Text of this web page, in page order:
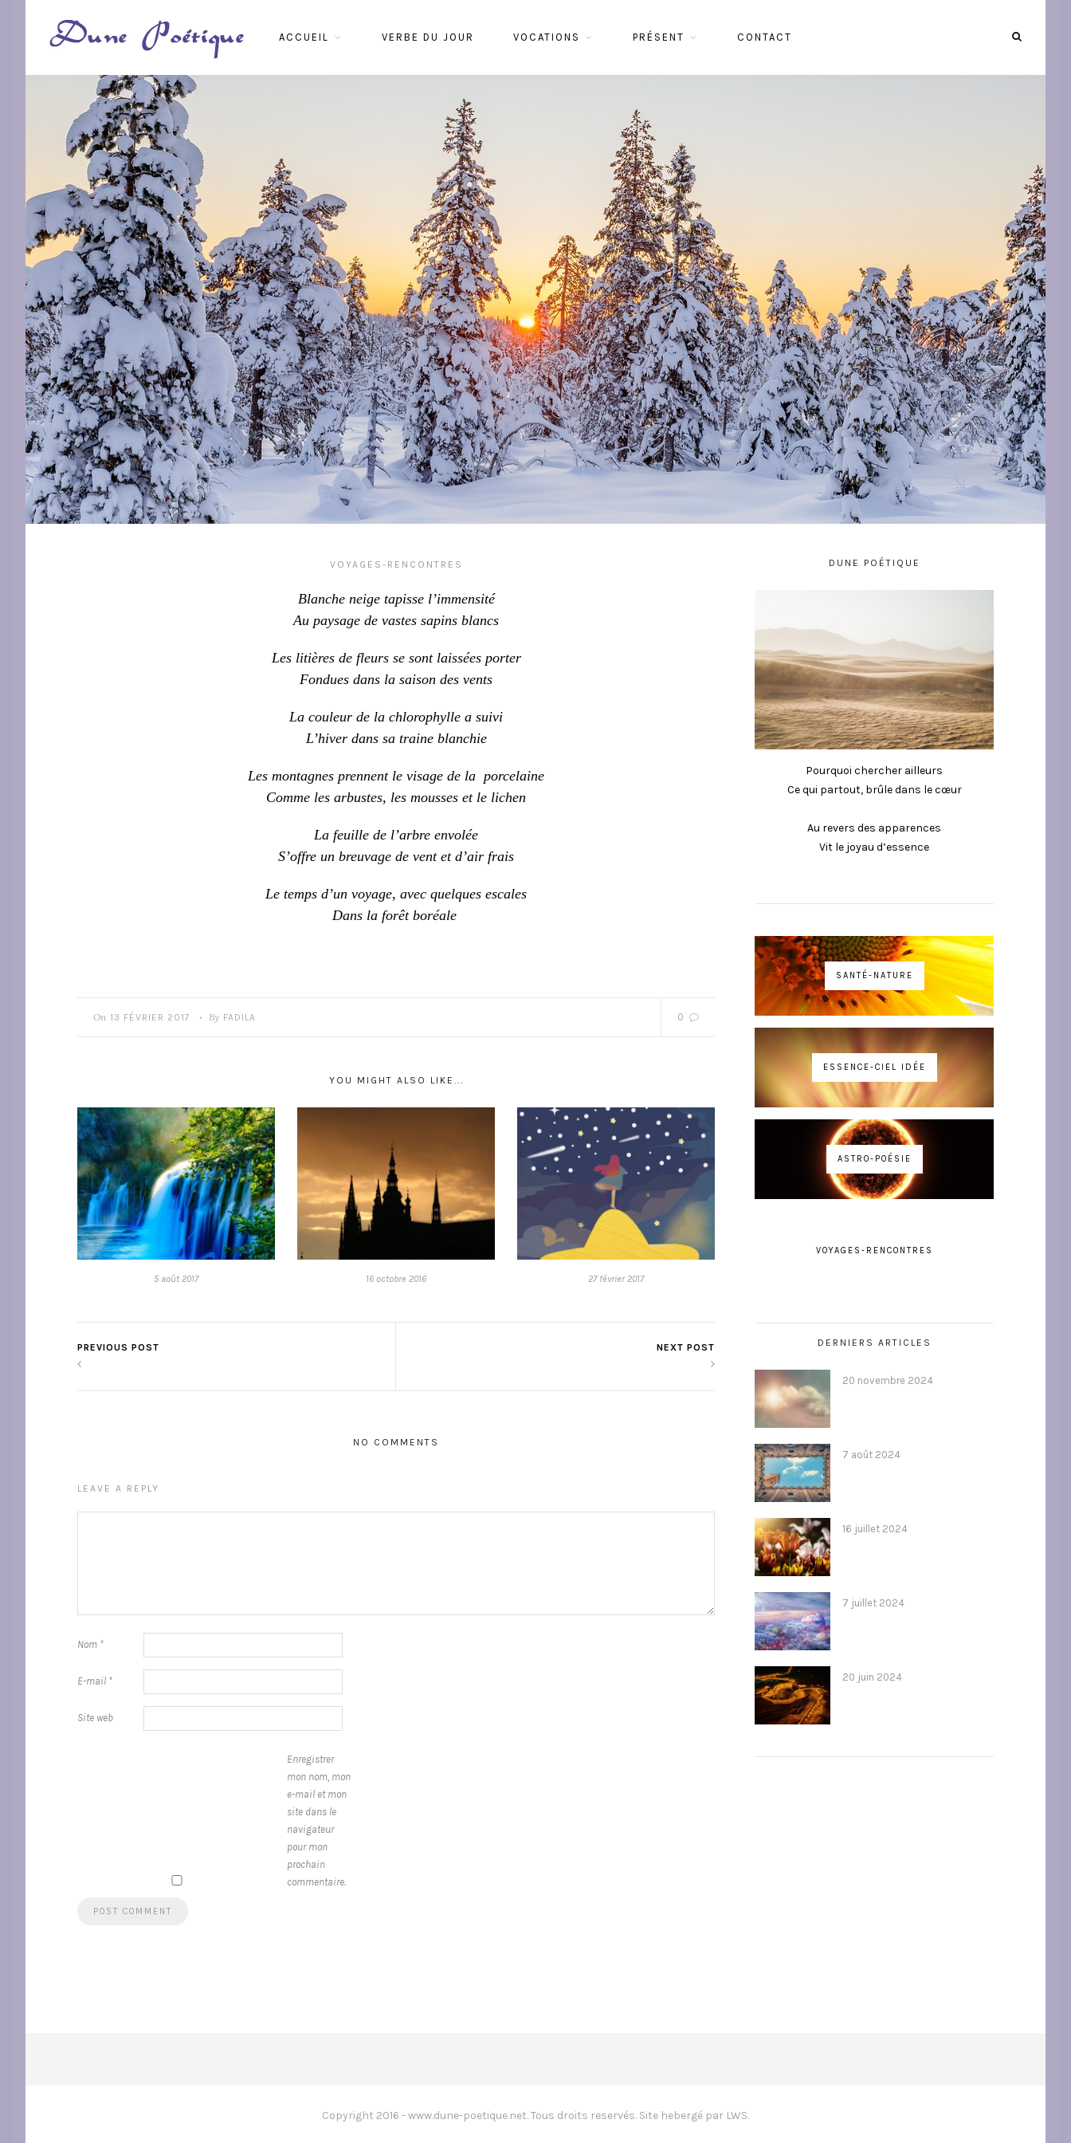
ACCUEIL VERBE DU JOUR VOCATIONS PRÉSENT CONTACT
VOYAGES-RENCONTRES
Blanche neige tapisse l’immensité
Au paysage de vastes sapins blancs
Les litières de fleurs se sont laissées porter
Fondues dans la saison des vents
La couleur de la chlorophylle a suivi
L’hiver dans sa traine blanchie
Les montagnes prennent le visage de la porcelaine
Comme les arbustes, les mousses et le lichen
La feuille de l’arbre envolée
S’offre un breuvage de vent et d’air frais
Le temps d’un voyage, avec quelques escales
Dans la forêt boréale
On 13 FÉVRIER 2017 • By FADILA 0
YOU MIGHT ALSO LIKE...
5 août 2017 16 octobre 2016 27 février 2017
PREVIOUS POST NEXT POST
NO COMMENTS
LEAVE A REPLY
Nom *
E-mail *
Site web
Enregistrer
mon nom, mon
e-mail et mon
site dans le
navigateur
pour mon
prochain
commentaire.
DUNE POÉTIQUE
Pourquoi chercher ailleurs
Ce qui partout, brûle dans le cœur
Au revers des apparences
Vit le joyau d’essence
SANTÉ-NATURE
ESSENCE-CIEL IDÉE
ASTRO-POÉSIE
VOYAGES-RENCONTRES
DERNIERS ARTICLES
20 novembre 2024
7 août 2024
16 juillet 2024
7 juillet 2024
20 juin 2024
Copyright 2016 - www.dune-poetique.net. Tous droits reservés. Site hebergé par LWS.